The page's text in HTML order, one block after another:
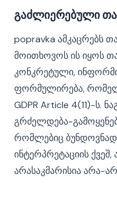
გაძლიერებული
popravka ამკაცრებს
მოითხოვოს ის იყოს
კონკრეტული,
ფორმულირება,
GDPR Article 4(11)-ს.
გრძელდება-
რომლებიც ბუნდოვნად
ინტერპრეტაციის
არასაკმარისია არა-